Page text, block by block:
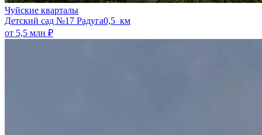
Чуйские кварталы
​Детский сад №17 Радуга0,5 км
от 5,5 млн ₽